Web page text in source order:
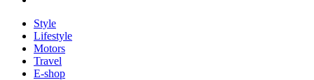
Style
Lifestyle
Motors
Travel
E-shop